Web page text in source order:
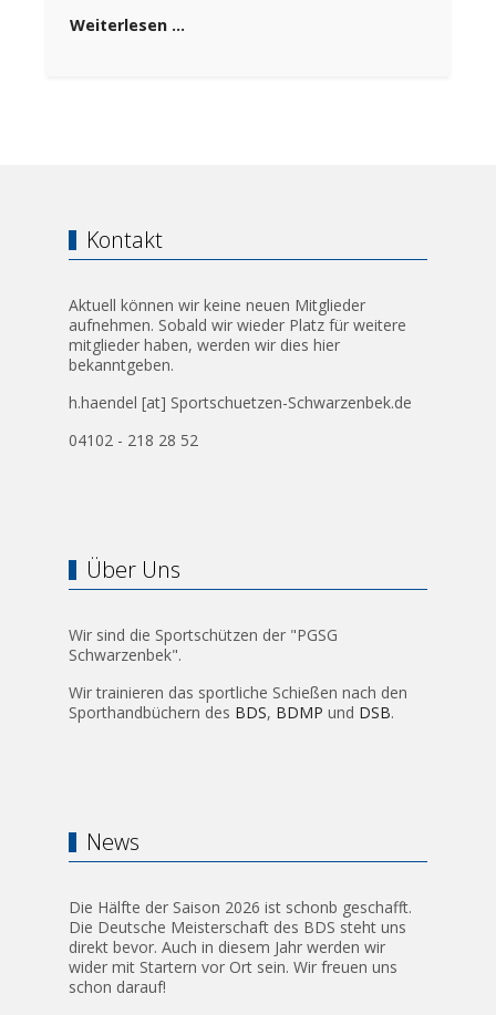
Weiterlesen …
Kontakt
Aktuell können wir keine neuen Mitglieder
aufnehmen. Sobald wir wieder Platz für weitere
mitglieder haben, werden wir dies hier
bekanntgeben.
h.haendel [at] Sportschuetzen-Schwarzenbek.de
04102 - 218 28 52
Über Uns
Wir sind die Sportschützen der "PGSG
Schwarzenbek".
Wir trainieren das sportliche Schießen nach den
Sporthandbüchern des BDS, BDMP und DSB.
News
Die Hälfte der Saison 2026 ist schonb geschafft.
Die Deutsche Meisterschaft des BDS steht uns
direkt bevor. Auch in diesem Jahr werden wir
wider mit Startern vor Ort sein. Wir freuen uns
schon darauf!